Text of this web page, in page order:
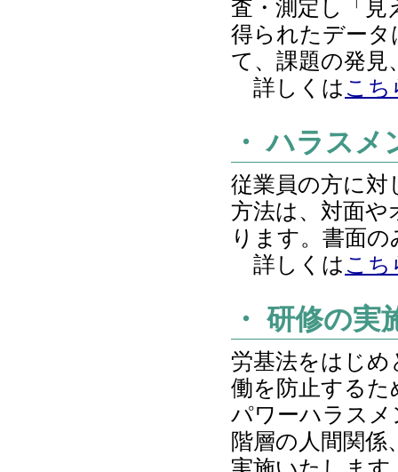
査・測定し「見
得られたデータ
て、課題の発見
詳しくは こち
・ ハラスメ
従業員の方に対
方法は、対面
ります。書面
詳しくは こち
・ 研修の実
労基法をはじめ
働を防止する
パワーハラス
階層の人間関